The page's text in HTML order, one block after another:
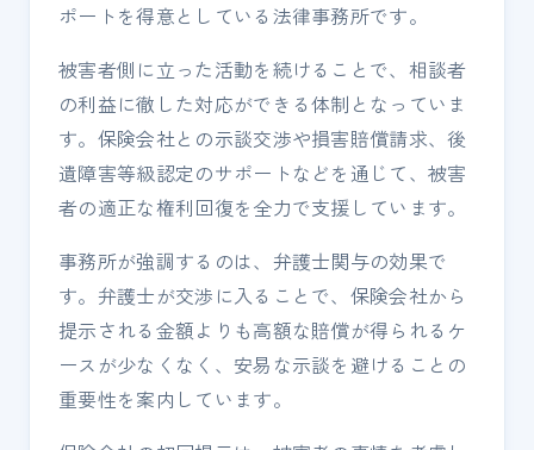
ポートを得意としている法律事務所です。
被害者側に立った活動を続けることで、相談者
の利益に徹した対応ができる体制となっていま
す。保険会社との示談交渉や損害賠償請求、後
遺障害等級認定のサポートなどを通じて、被害
者の適正な権利回復を全力で支援しています。
事務所が強調するのは、弁護士関与の効果で
す。弁護士が交渉に入ることで、保険会社から
提示される金額よりも高額な賠償が得られるケ
ースが少なくなく、安易な示談を避けることの
重要性を案内しています。